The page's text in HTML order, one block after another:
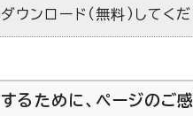
ウンロード（無料）してくだ
るために、ページのご